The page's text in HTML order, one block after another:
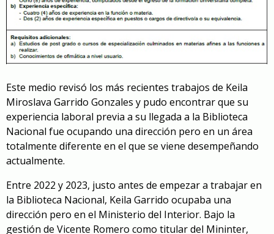
Este medio revisó los más recientes trabajos de Keila
Miroslava Garrido Gonzales y pudo encontrar que su
experiencia laboral previa a su llegada a la Biblioteca
Nacional fue ocupando una dirección pero en un área
totalmente diferente en el que se viene desempeñando
actualmente.
Entre 2022 y 2023, justo antes de empezar a trabajar en
la Biblioteca Nacional, Keila Garrido ocupaba una
dirección pero en el Ministerio del Interior. Bajo la
gestión de Vicente Romero como titular del Mininter,